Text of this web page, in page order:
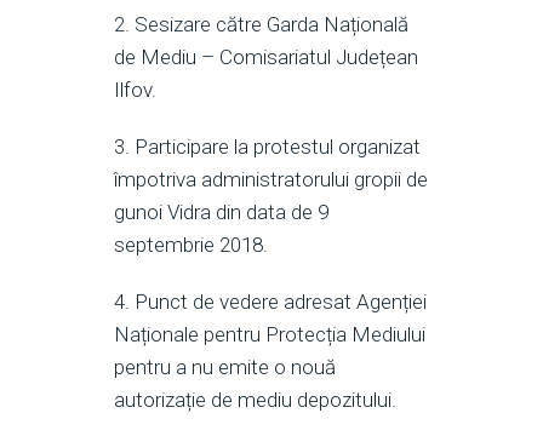
2. Sesizare către Garda Națională
de Mediu – Comisariatul Județean
Ilfov.
3. Participare la protestul organizat
împotriva administratorului gropii de
gunoi Vidra din data de 9
septembrie 2018.
4. Punct de vedere adresat Agenției
Naționale pentru Protecția Mediului
pentru a nu emite o nouă
autorizație de mediu depozitului.